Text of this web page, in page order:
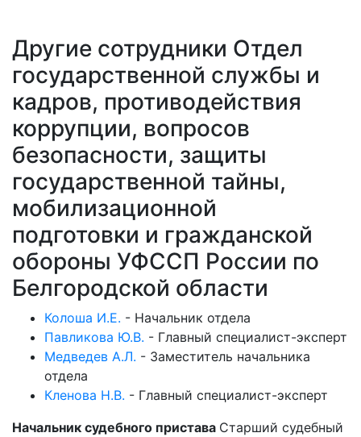
Другие сотрудники Отдел
государственной службы и
кадров, противодействия
коррупции, вопросов
безопасности, защиты
государственной тайны,
мобилизационной
подготовки и гражданской
обороны УФССП России по
Белгородской области
Колоша И.Е. - Начальник отдела
Павликова Ю.В. - Главный специалист-эксперт
Медведев А.Л. - Заместитель начальника
отдела
Кленова Н.В. - Главный специалист-эксперт
Начальник судебного пристава Старший судебный